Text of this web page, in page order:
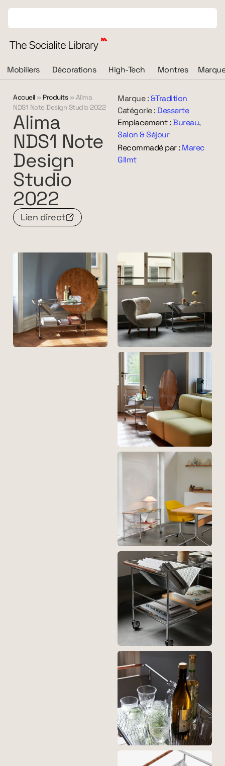
Mobiliers Décorations High-Tech Montres
Accueil» Produits»Alima
NDS1 Note Design Studio 2022
Alima
NDS1 Note
Design
Studio
2022
Lien direct
Marque :&Tradition
Catégorie :Desserte
Emplacement :Bureau,
Salon & Séjour
Recommadé par : Marec
Gllmt